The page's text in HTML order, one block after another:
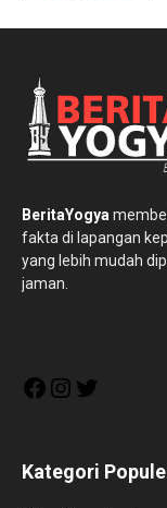
BeritaYogya
fakta di lapangan
yang lebih mudah
jaman.
FacebookInstagram
Kategori